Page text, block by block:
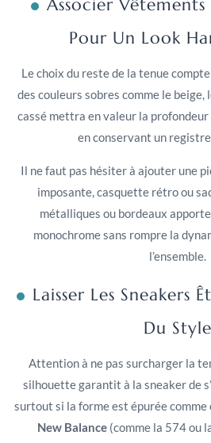
Associer Vêtements
Pour Un Look
Le choix du reste de la tenue
des couleurs sobres comme le beige,
cassé mettra en valeur la
en conservant un
Il ne faut pas hésiter à ajouter une
imposante, casquette rétro ou
métalliques ou bordeaux
monochrome sans rompre la
l’ensemble.
Laisser Les Sneakers
Du Style
Attention à ne pas surcharger la
silhouette garantit à la sneaker de
surtout si la forme est épurée comme
New Balance(comme la 574 ou